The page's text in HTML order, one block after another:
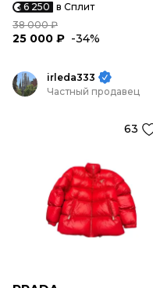
6 250 в Сплит
38 000 ₽
25 000 ₽ -34%
irleda333
Частный продавец
63